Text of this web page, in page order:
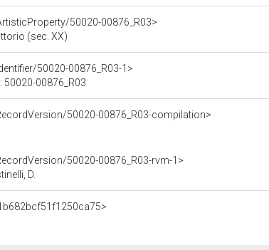
50020-00876_R03>
(sec. XX)
50020-00876_R03-1>
50020-00876_R03
50020-00876_R03-compilation>
50020-00876_R03-rvm-1>
D.